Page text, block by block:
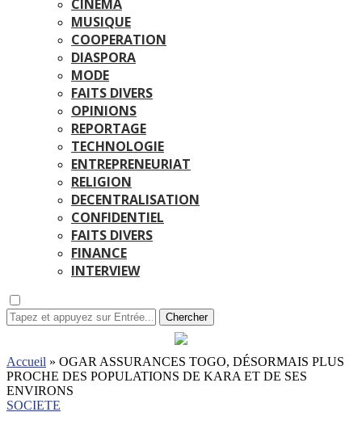
CINEMA
MUSIQUE
COOPERATION
DIASPORA
MODE
FAITS DIVERS
OPINIONS
REPORTAGE
TECHNOLOGIE
ENTREPRENEURIAT
RELIGION
DECENTRALISATION
CONFIDENTIEL
FAITS DIVERS
FINANCE
INTERVIEW
Chercher
Accueil » OGAR ASSURANCES TOGO, DÉSORMAIS PLUS
PROCHE DES POPULATIONS DE KARA ET DE SES
ENVIRONS
SOCIETE